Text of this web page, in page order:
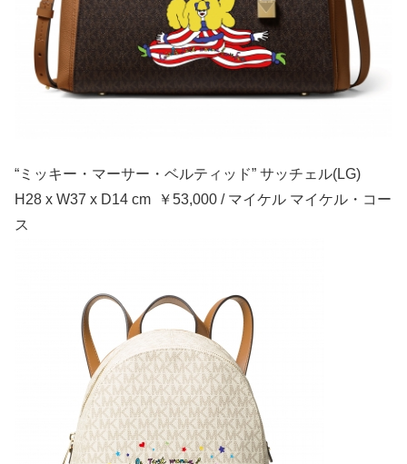
“ミッキー・マーサー・ベルティッド” サッチェル(LG)
H28 x W37 x D14 cm ￥53,000 / マイケル マイケル・コー
ス